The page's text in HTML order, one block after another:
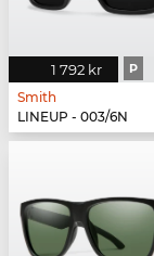
1 792 kr P
Smith
LINEUP - 003/6N